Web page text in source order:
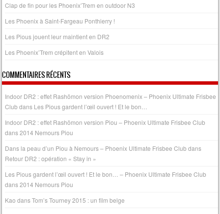
Clap de fin pour les Phoenix’Trem en outdoor N3
Les Phoenix à Saint-Fargeau Ponthierry !
Les Pious jouent leur maintient en DR2
Les Phoenix’Trem crépitent en Valois
COMMENTAIRES RÉCENTS
Indoor DR2 : effet Rashōmon version Phoenomenix – Phoenix Ultimate Frisbee
Clubdans Les Pious gardent l’œil ouvert ! Et le bon…
Indoor DR2 : effet Rashōmon version Piou – Phoenix Ultimate Frisbee Club
dans2014 Nemours Piou
Dans la peau d’un Piou à Nemours – Phoenix Ultimate Frisbee Clubdans
Retour DR2 : opération « Stay in »
Les Pious gardent l’œil ouvert ! Et le bon… – Phoenix Ultimate Frisbee Club
dans2014 Nemours Piou
Kao dansTom’s Tourney 2015 : un film belge